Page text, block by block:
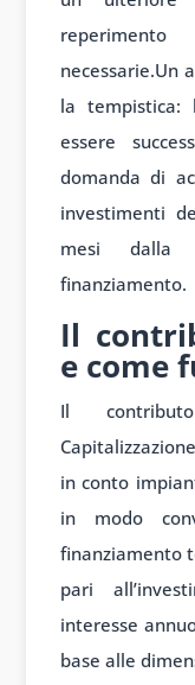
necessarie.Un
la tempistica:
essere
domanda di
investimenti
mesi dalla
finanziamento.
Il
e come
Il
in conto
in modo
finanziamento
pari
interesse
base alle